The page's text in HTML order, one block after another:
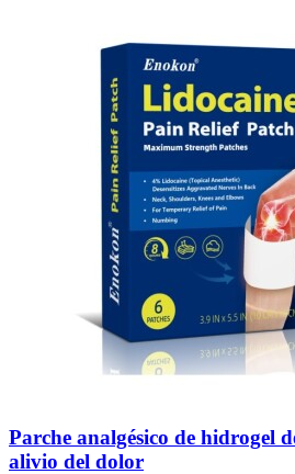
Parche analgésico de hidrogel
alivio del dolor